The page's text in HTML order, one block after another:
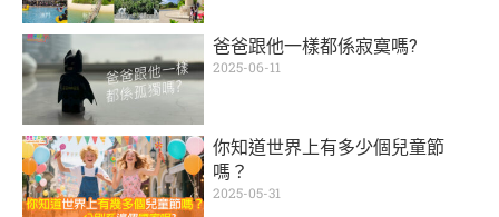
爸爸跟他一樣都係寂寞嗎?
2025-06-11
你知道世界上有多少個兒童節
嗎？
2025-05-31